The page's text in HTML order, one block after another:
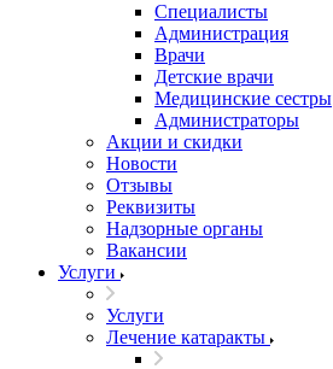
Специалисты
Администрация
Врачи
Детские врачи
Медицинские сестры
Администраторы
Акции и скидки
Новости
Отзывы
Реквизиты
Надзорные органы
Вакансии
Услуги
Услуги
Лечение катаракты